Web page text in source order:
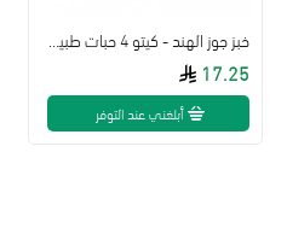
17.25
أبلغني عند التوفر